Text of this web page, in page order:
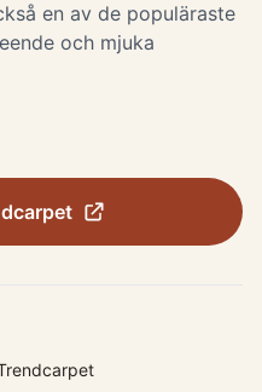
en av de populäraste
och mjuka